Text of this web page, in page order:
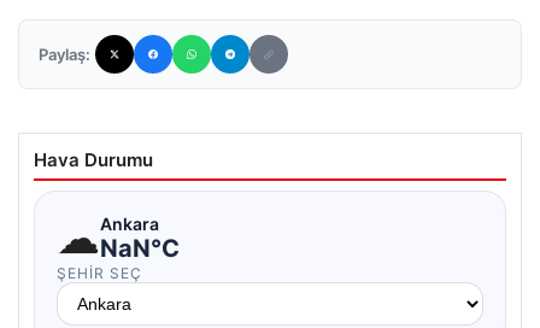
Paylaş:
Hava Durumu
☁Ankara
NaN°C
ŞEHIR SEÇ